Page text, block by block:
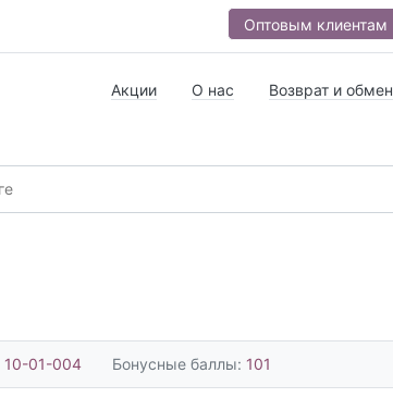
Оптовым клиентам
Акции О нас Возврат и обмен
10-01-004 Бонусные баллы: 101